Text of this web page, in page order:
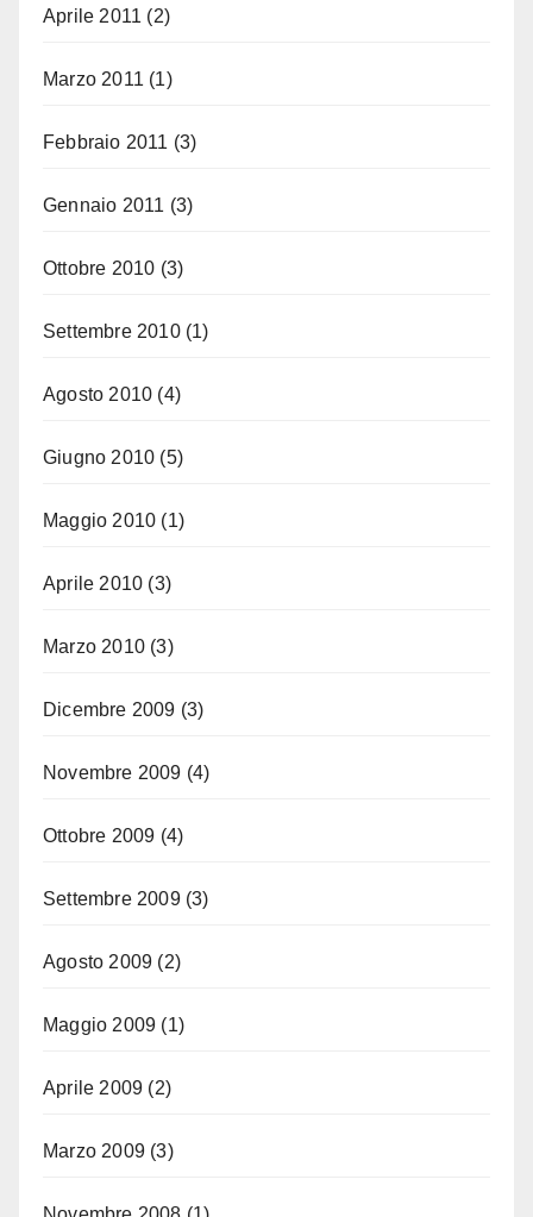
Aprile 2011 (2)
Marzo 2011 (1)
Febbraio 2011 (3)
Gennaio 2011 (3)
Ottobre 2010 (3)
Settembre 2010(1)
Agosto 2010 (4)
Giugno 2010 (5)
Maggio 2010 (1)
Aprile 2010 (3)
Marzo 2010 (3)
Dicembre 2009 (3)
Novembre 2009 (4)
Ottobre 2009 (4)
Settembre 2009(3)
Agosto 2009 (2)
Maggio 2009 (1)
Aprile 2009 (2)
Marzo 2009 (3)